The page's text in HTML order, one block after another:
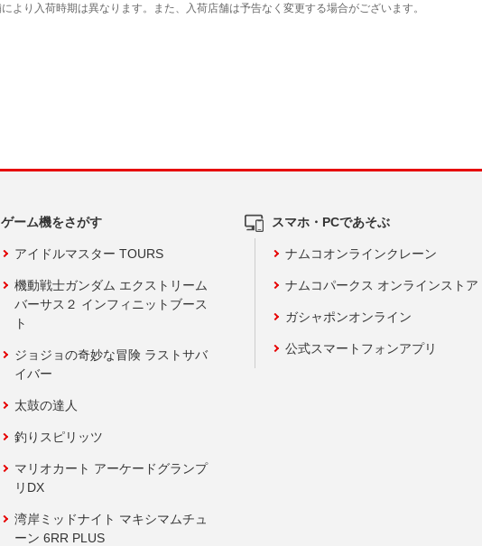
ゲーム機をさがす
アイドルマスター TOURS
機動戦士ガンダム エクストリーム
バーサス２ インフィニットブース
ト
ジョジョの奇妙な冒険 ラストサバ
イバー
太鼓の達人
釣りスピリッツ
マリオカート アーケードグランプ
リDX
湾岸ミッドナイト マキシマムチュ
ーン 6RR PLUS
スマホ・PCであそぶ
ナムコオンラインクレーン
ナムコパークス オンラインストア
ガシャポンオンライン
公式スマートフォンアプリ